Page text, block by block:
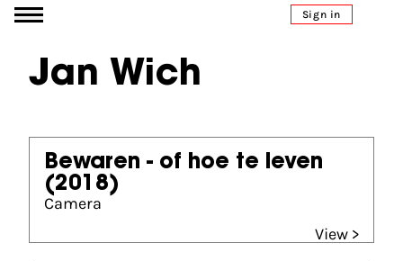
Go to content Sign in
Jan Wich
Bewaren - of hoe te leven
(2018)
Camera
View >